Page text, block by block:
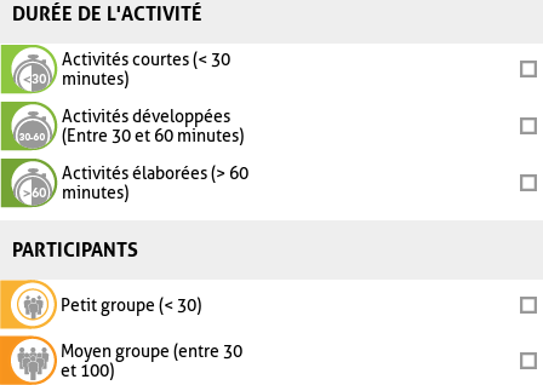
DURÉE DE L'ACTIVITÉ
Activités courtes (< 30
minutes)
Activités développées
(Entre 30 et 60 minutes)
Activités élaborées (> 60
minutes)
PARTICIPANTS
Petit groupe (< 30)
Moyen groupe (entre 30
et 100)